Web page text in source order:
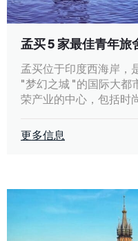
孟买 5 家最佳青年旅
孟买位于印度西海岸，
"梦幻之城 "的国际大都
荣产业的中心，包括时
更多信息